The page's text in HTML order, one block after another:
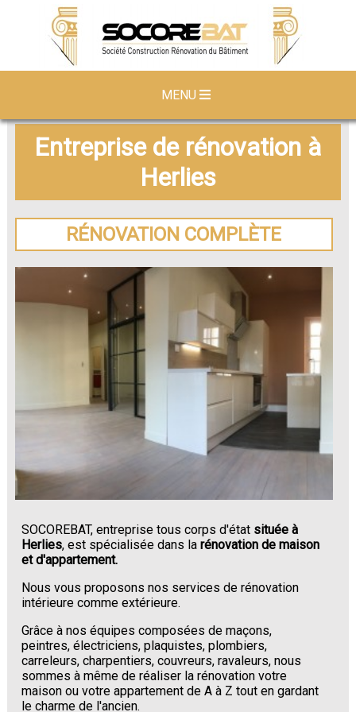
MENU
Entreprise de rénovation à
Herlies
RÉNOVATION COMPLÈTE
SOCOREBAT, entreprise tous corps d'état située à
Herlies, est spécialisée dans larénovation de maison
et d'appartement.
Nous vous proposons nos services de rénovation
intérieure comme extérieure.
Grâce à nos équipes composées de maçons,
peintres, électriciens, plaquistes, plombiers,
carreleurs, charpentiers, couvreurs, ravaleurs, nous
sommes à même de réaliser la rénovation votre
maison ou votre appartement de A à Z tout en gardant
le charme de l'ancien.